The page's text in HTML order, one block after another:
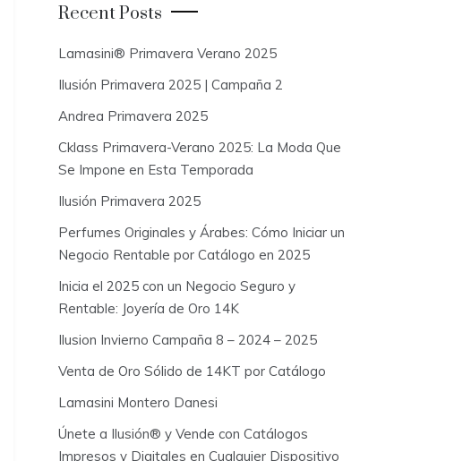
h
f
r
Recent Posts
Lamasini® Primavera Verano 2025
Ilusión Primavera 2025 | Campaña 2
Andrea Primavera 2025
Cklass Primavera-Verano 2025: La Moda Que
Se Impone en Esta Temporada
Ilusión Primavera 2025
Perfumes Originales y Árabes: Cómo Iniciar un
Negocio Rentable por Catálogo en 2025
Inicia el 2025 con un Negocio Seguro y
Rentable: Joyería de Oro 14K
Ilusion Invierno Campaña 8 – 2024 – 2025
Venta de Oro Sólido de 14KT por Catálogo
Lamasini Montero Danesi
Únete a Ilusión® y Vende con Catálogos
Impresos y Digitales en Cualquier Dispositivo